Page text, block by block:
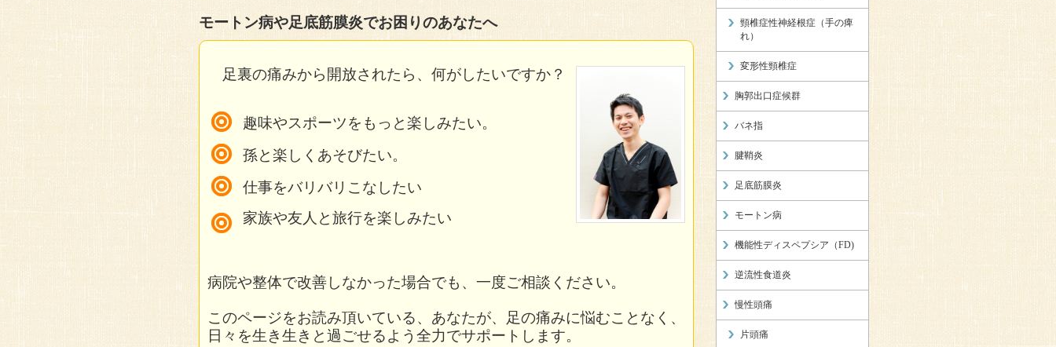
踵や、アキレス腱の症状は、東洋医学でいう腎と膀胱の問題として施術を行うと奏功す
ることが多い。
ふくらはぎのこわばりが取れるに從い、土踏まずの痛みが軽減。
日常生活が問題なく送れるようになった為、施術を終了とした。
使用したツボの一例
足臨泣LR 手臨泣RL L５(0.5）LR 合陽LR
まとめ
アキレス腱の痛みは、ふくらはぎや、腰、首の症状に起因することが、多い。
マッサージや湿布などで回復しない場合も改善するケースがあるので、同じような症状
で悩んでいる人は、一度鍼灸を検討することを勧めたい。
使用したツボの一例
下承山L 四隧L C2(2)L 玉陽R
足裏の症状は、ふくらはぎ、骨盤、首のいずれか柔軟性が低下して、出現することが多
本症例では、左半身の関節の柔軟性を取り戻し、右に体重を自然にかけられるよう施術
をおこなったところ、痛み、痺れ、違和感が順に消失した。
初回、姿勢を観察すると、体幹が右にやや傾き、左足重心であることがわかった。
次に、左の項と、仙骨周辺の柔軟性が右より、硬いことが伺えた。
左の項の硬さが仙骨の柔軟性の低下を招き、その結果、踵にかかる負荷をうまく逃がせ
同じ施術を３回繰り返したところ、踵の痛みは徐々に軽減した。
しかし、土踏まずの痛みが一向に減らないことから、左足のふくらはぎのこわばりと、
頭と首の付けのツボにも鍼を行う。
施術７回目。踵も土踏まずの痛みも消失したことを確認。
た。
現在は、同年１０月のハーフマラソンにむけて、コンディション調整の目的で、隔週で
来院中。
経過と施術
初回。踵から腰にかけて、調べると右の仙腸関節の硬さが目立っていた。
腰したのツボ（上髎）に鍼を打ち、腰から、踵にかけての突っ張りが軽減していること
2回目：3日後来院。初回施術後。特に変化なし。朝の第一歩も、変わらず痛む。
胸郭出口症候群が元々あることから、首から胸郭も問題を疑い、右の首にあるツボに鍼
を行う。
翌朝、ベッドから起き上がり床につく第一歩に痛みが軽くなっていることに気がつく。
3回目：同じく、首のツボに鍼を行い、首肩のストレッチを指導し、施術を終了とし
使用したツボの一例
上髎R C１(2)←首のにあるツボ
足裏の痛みを感じる場所を調べたところ、下腿の柔軟性低下が影響していると考え、ふ
くらはぎの一点に鍼を行う。
初回から、同じ施術を繰り返したところ、3回目の施術を受けたあたりから、地面に足
を着地した時にズキンと響く感覚に変化が現れ始める。
4回目施術後。地面に足を着く時の痛みは半分以下になり、時々ビーンと響く感覚はあ
るものの、地面を蹴って歩けるようになる。
10回の施術が終えるころには、日常生活で足の痛みに関して忘れていることが多くな
り、足首や膝の痛みも消失。
使用したツボの一例
まとめ
足の裏の痛みは、仙骨やふくらはぎ、頸部など腰部などに原因があることが多い。
また、痛みを庇うため、重心を左右どちらか一方にかけると、2次的に様々な症状が現
来院約３週間前から、歩行時に右足を地面に着地させる瞬間、第三趾と四趾の間がズキ
クッション性のある靴を履いて歩くと多少痛みが和らぐ。
整形外科にて、レントゲン検査の結果、足の骨には異常がないと告げられる。
湿布にて経過観察を行っていたが、症状に変化がないので鍼灸を希望して来院。
行う。同じ施術を3回行ったところ、足裏を地面に着地した時の激痛は消失。
1週間に右足首を捻ってから、歩行時地面に着地すると痛みが走る。
特に凹凸のある場所を歩いた時に症状が顕著に出現する。
経過と施術
初回
足関節を緩める目的で示趾と中趾の間に鍼を行う。
翌日以降も痛みに大きな変化なし。
左踵（かかと）の痛み
一ヶ月ほど前から、坐位や、寝ていた状態から立つ時に踵に痛みを感じる。特に、朝起
ふくらはぎのストレッチをすると、痛みが軽減する。
経過と施術
週2〜3回 5回
来院者
40代女性
通院期間
2018年9月〜11月
週1回程度
モートン病や足底筋膜炎でお困りのあなたへ
足裏の痛みから開放されたら、何がしたいですか？
趣味やスポーツをもっと楽しみたい。
孫と楽しくあそびたい。
仕事をバリバリこなしたい
家族や友人と旅行を楽しみたい
病院や整体で改善しなかった場合でも、一度ご相談ください。
このページをお読み頂いている、あなたが、足の痛みに悩むことなく、
日々を生き生きと過ごせるよう全力でサポートします。
頸椎症性神経根症（手の痺
れ）
変形性頸椎症
胸郭出口症候群
バネ指
腱鞘炎
足底筋膜炎
モートン病
機能性ディスペプシア（FD)
逆流性食道炎
慢性頭痛
片頭痛